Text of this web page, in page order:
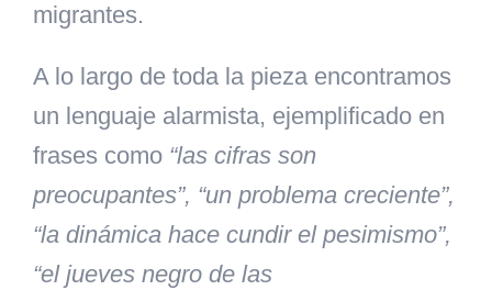
migrantes.
A lo largo de toda la pieza encontramos
un lenguaje alarmista, ejemplificado en
frases como “las cifras son
preocupantes”, “un problema creciente”,
“la dinámica hace cundir el pesimismo”,
“el jueves negro de las